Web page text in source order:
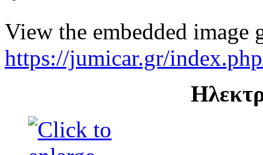
View the embedded image
https://jumicar.gr/